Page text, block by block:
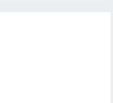
Chef de Rang
und